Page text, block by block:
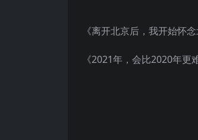
《离开北京后，我开始怀
《2021年，会比2020年更